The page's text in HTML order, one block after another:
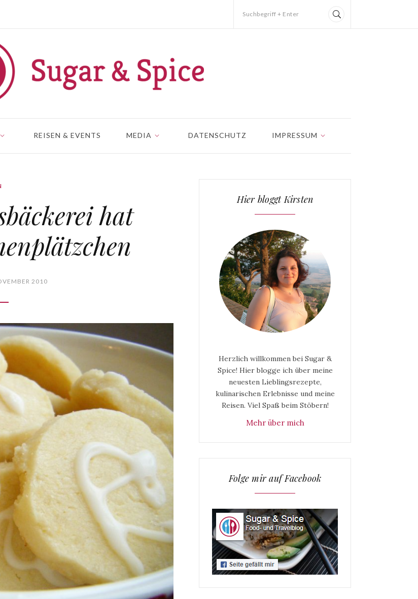
Suchbegriff + Enter
REISEN & EVENTS MEDIA DATENSCHUTZ IMPRESSUM
hat
2010
Hier bloggt Kirsten
Herzlich willkommen bei Sugar &
Spice! Hier blogge ich über meine
neuesten Lieblingsrezepte,
kulinarischen Erlebnisse und meine
Reisen. Viel Spaß beim Stöbern!
Mehr über mich
Folge mir auf Facebook